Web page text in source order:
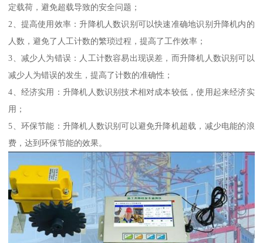
定载荷，避免超载导致的安全问题；
2、提高使用效率：升降机人数识别可以快速准确地识别升降机内的
人数，避免了人工计数的繁琐过程，提高了工作效率；
3、减少人为错误：人工计数容易出现误差，而升降机人数识别可以
减少人为错误的发生，提高了计数的准确性；
4、经济实用：升降机人数识别技术相对成本较低，使用起来经济实
用；
5、环保节能：升降机人数识别可以避免升降机超载，减少电能的浪
费，达到环保节能的效果。